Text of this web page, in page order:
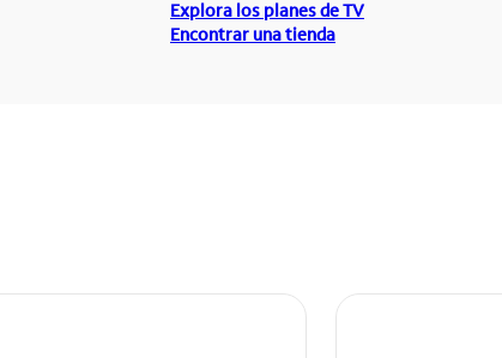
Explora los planes de TV
Encontrar una tienda